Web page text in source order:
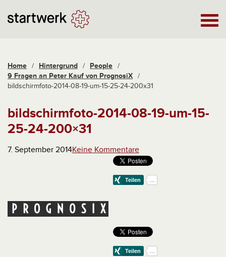
Home / Hintergrund / People /
9 Fragen an Peter Kauf von PrognosiX /
bildschirmfoto-2014-08-19-um-15-25-24-200x31
bildschirmfoto-2014-08-19-um-15-
25-24-200×31
7. September 2014Keine Kommentare